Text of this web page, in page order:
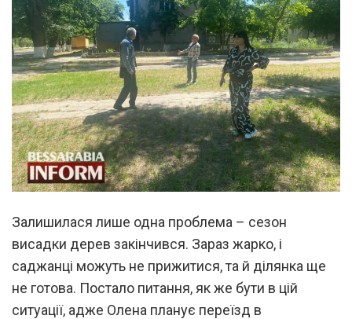
Залишилася лише одна проблема – сезон
висадки дерев закінчився. Зараз жарко, і
саджанці можуть не прижитися, та й ділянка ще
не готова. Постало питання, як же бути в цій
ситуації, адже Олена планує переїзд в